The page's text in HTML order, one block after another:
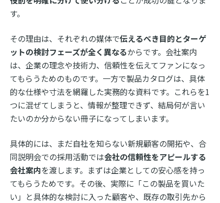
す。
その理由は、それぞれの媒体で伝えるべき目的とターゲ
ットの検討フェーズが全く異なるからです。会社案内
は、企業の理念や技術力、信頼性を伝えてファンになっ
てもらうためのものです。一方で製品カタログは、具体
的な仕様や寸法を網羅した実務的な資料です。これらを1
つに混ぜてしまうと、情報が整理できず、結局何が言い
たいのか分からない冊子になってしまいます。
具体的には、まだ自社を知らない新規顧客の開拓や、合
同説明会での採用活動では会社の信頼性をアピールする
会社案内を渡します。まずは企業としての安心感を持っ
てもらうためです。その後、実際に「この製品を買いた
い」と具体的な検討に入った顧客や、既存の取引先から